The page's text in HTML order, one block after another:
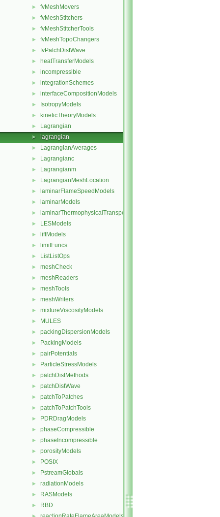
► fvMeshMovers
► fvMeshStitchers
► fvMeshStitcherTools
► fvMeshTopoChangers
► fvPatchDistWave
► heatTransferModels
► incompressible
► integrationSchemes
► interfaceCompositionModels
► IsotropyModels
► kineticTheoryModels
► Lagrangian
► lagrangian
► LagrangianAverages
► Lagrangianc
► Lagrangianm
► LagrangianMeshLocation
► laminarFlameSpeedModels
► laminarModels
► laminarThermophysicalTransportModels
► LESModels
► liftModels
► limitFuncs
► ListListOps
► meshCheck
► meshReaders
► meshTools
► meshWriters
► mixtureViscosityModels
► MULES
► packingDispersionModels
► PackingModels
► pairPotentials
► ParticleStressModels
► patchDistMethods
► patchDistWave
► patchToPatches
► patchToPatchTools
► PDRDragModels
► phaseCompressible
► phaseIncompressible
► porosityModels
► POSIX
► PstreamGlobals
► radiationModels
► RASModels
► RBD